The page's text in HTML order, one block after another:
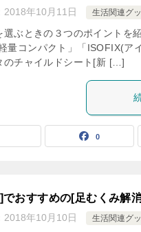
2018年10月11日 生活関連グ
ぶときの３つのポイントを
量コンパクト」「ISOFIX(ア
のチャイルドシート[新 […]
0
おすすめの[足むくみ解
2018年10月10日 生活関連グ